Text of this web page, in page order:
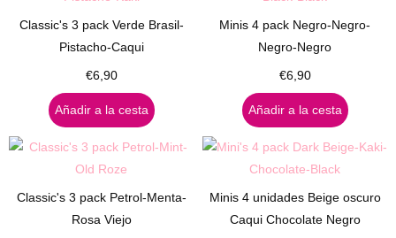
Classic's 3 pack Verde Brasil-
Pistacho-Caqui
€6,90
Añadir a la cesta
Minis 4 pack Negro-Negro-
Negro-Negro
€6,90
Añadir a la cesta
Classic's 3 pack Petrol-Menta-
Rosa Viejo
Minis 4 unidades Beige oscuro
Caqui Chocolate Negro